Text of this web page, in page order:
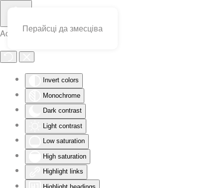
Accessibility Tools
Invert colors
Monochrome
Dark contrast
Light contrast
Low saturation
High saturation
Highlight links
Перайсці да змесціва